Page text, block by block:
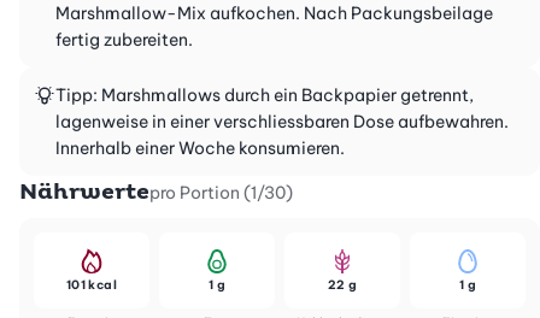
Marshmallow-Mix aufkochen. Nach Packungsbeilage
fertig zubereiten.
Tipp: Marshmallows durch ein Backpapier getrennt,
lagenweise in einer verschliessbaren Dose aufbewahren.
Innerhalb einer Woche konsumieren.
Nährwertepro Portion (1/30)
101 kcal 1 g 22 g 1 g